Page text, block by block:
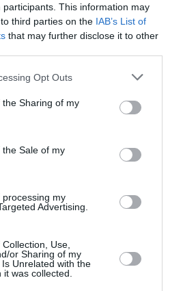
participants. This information may
third parties on the IAB’s List of
that may further disclose it to other
app uses one or more Google
usage behaviour. You may click to
Google and its third-party tags to
purposes in below Google
Opt Outs
Sharing of my
Sale of my
my
Advertising.
Use,
or Sharing of my
Unrelated with the
was collected.
2026, το ΑΠΕ-ΜΠΕ θα μεταδώσει
κόβουμε το καρπούζι
Εξετάζεται η διαδρομή της
51χρονου Βρετανού – Πέντε
σημειωματάριο οδήγησε στα
Άσαντ